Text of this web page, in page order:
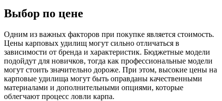
Выбор по цене
Одним из важных факторов при покупке является стоимость.
Цены карповых удилищ могут сильно отличаться в
зависимости от бренда и характеристик. Бюджетные модели
подойдут для новичков, тогда как профессиональные модели
могут стоить значительно дороже. При этом, высокие цены на
карповые удилища могут быть оправданы качественными
материалами и дополнительными опциями, которые
облегчают процесс ловли карпа.